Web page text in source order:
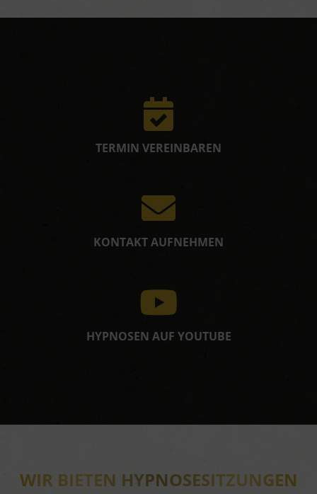
TERMIN VEREINBAREN
KONTAKT AUFNEHMEN
HYPNOSEN AUF YOUTUBE
WIR BIETEN HYPNOSESITZUNGEN